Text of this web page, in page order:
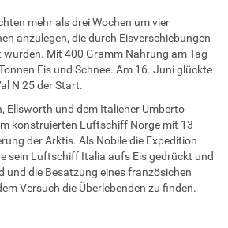
mehr als drei Wochen um vier
anzulegen, die durch Eisverschiebungen
wurden. Mit 400 Gramm Nahrung am Tag
Eis und Schnee. Am 16. Juni glückte
N 25 der Start.
Ellsworth und dem Italiener Umberto
konstruierten Luftschiff Norge mit 13
der Arktis. Als Nobile die Expedition
sein Luftschiff Italia aufs Eis gedrückt und
und die Besatzung eines französichen
Versuch die Überlebenden zu finden.